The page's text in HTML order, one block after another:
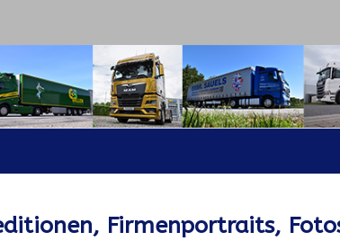
Firmenportraits,